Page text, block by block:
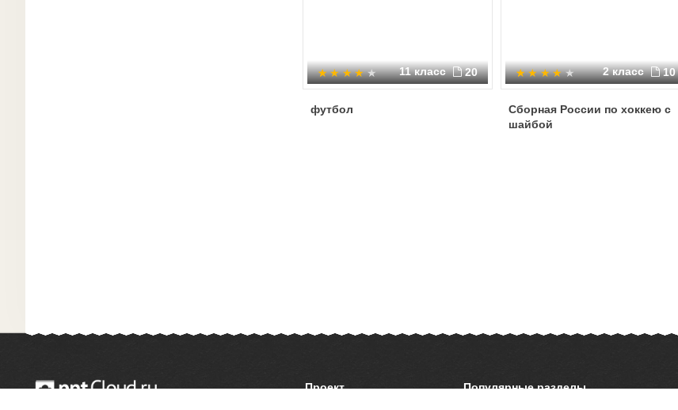
11 класс 20
футбол
2 класс 10
Сборная России по хоккею с
шайбой
Проект
Популярные разделы